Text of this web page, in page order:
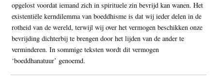
opgelost voordat iemand zich in spirituele zin bevrijd kan wanen. Het
existentiële kerndilemma van boeddhisme is dat wij ieder delen in de
rotheid van de wereld, terwijl wij over het vermogen beschikken onze
bevrijding dichterbij te brengen door het lijden van de ander te
verminderen. In sommige teksten wordt dit vermogen
‘boeddhanatuur’ genoemd.